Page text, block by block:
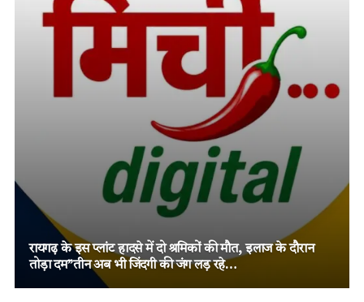
रायगढ़ के इस प्लांट हादसे में दो श्रमिकों की मौत, इलाज के दौरान
तोड़ा दम”तीन अब भी जिंदगी की जंग लड़ रहे…